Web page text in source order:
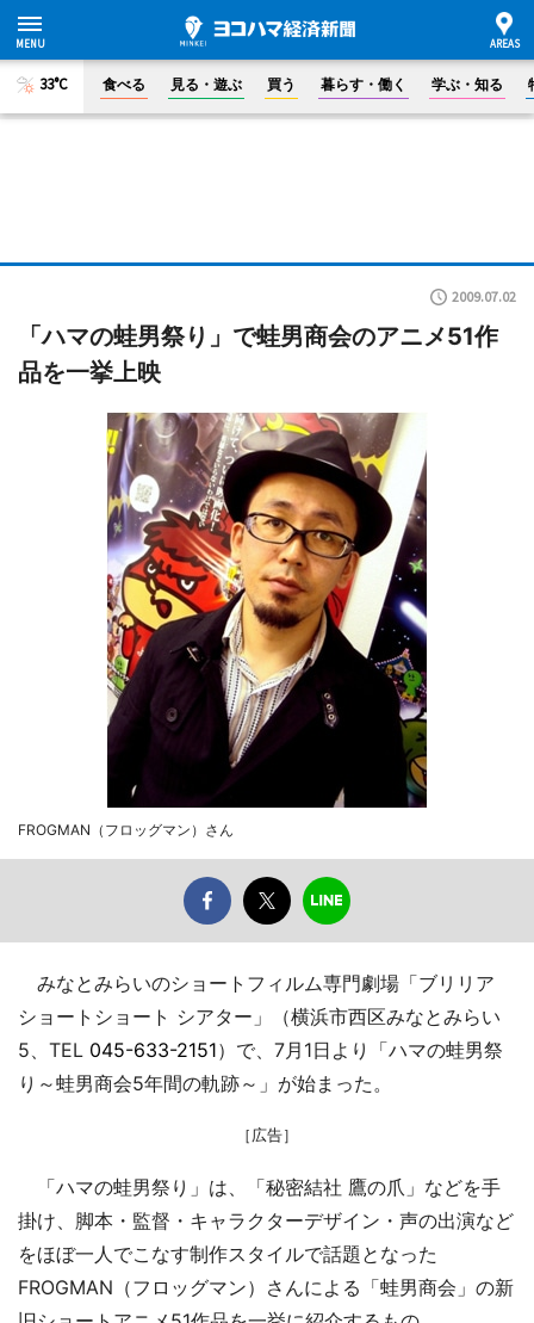
33°C 食べる 見る・遊ぶ 買う 暮らす・働く 学ぶ・知る
2009.07.02
「ハマの蛙男祭り」で蛙男商会のアニメ51作
品を一挙上映
FROGMAN（フロッグマン）さん
みなとみらいのショートフィルム専門劇場「ブリリア
ショートショート シアター」（横浜市西区みなとみらい
5、TEL 045-633-2151）で、7月1日より「ハマの蛙男祭
り～蛙男商会5年間の軌跡～」が始まった。
［広告］
「ハマの蛙男祭り」は、「秘密結社 鷹の爪」などを手
掛け、脚本・監督・キャラクターデザイン・声の出演など
をほぼ一人でこなす制作スタイルで話題となった
FROGMAN（フロッグマン）さんによる「蛙男商会」の新